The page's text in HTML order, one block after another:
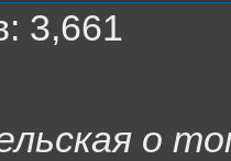
3,661
о